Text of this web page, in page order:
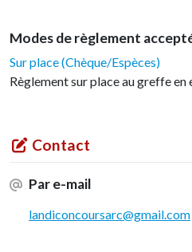
Modes de règlement
Sur place (Chèque/Espèces)
Règlement sur place au greffe en
Contact
Par e-mail
landiconcoursarc@gmail.com